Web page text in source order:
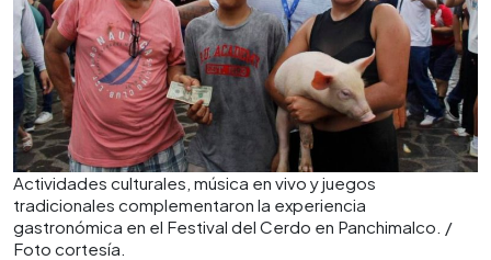
Actividades culturales, música en vivo y juegos
tradicionales complementaron la experiencia
gastronómica en el Festival del Cerdo en Panchimalco. /
Foto cortesía.